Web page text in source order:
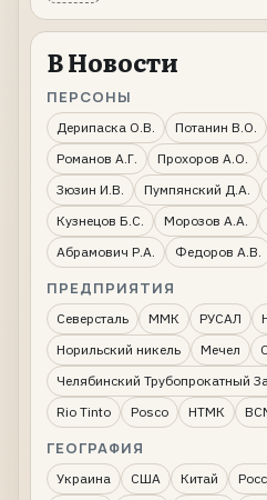
В Новости
ПЕРСОНЫ
Дерипаска О.В. Потанин В.О.
Романов А.Г.
Прохоров А.О.
Зюзин И.В.
Пумпянский Д.А.
Кузнецов Б.С.
Морозов А.А.
Абрамович Р.А.
Федоров А.В.
ПРЕДПРИЯТИЯ
Северсталь ММК РУСАЛ
Норильский никель
Мечел
Челябинский Трубопрокатный
Rio Tinto
Posco НТМК
ГЕОГРАФИЯ
Украина США Китай